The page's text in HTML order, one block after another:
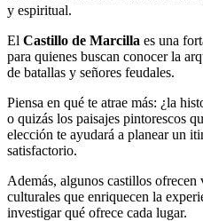
y espiritual.
El Castillo de Marcilla es una
para quienes buscan conocer la
de batallas y señores feudales.
Piensa en qué te atrae más: ¿la
o quizás los paisajes pintorescos
elección te ayudará a planear un
satisfactorio.
Además, algunos castillos ofrecen
culturales que enriquecen la
investigar qué ofrece cada lugar.